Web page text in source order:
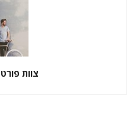
צוות